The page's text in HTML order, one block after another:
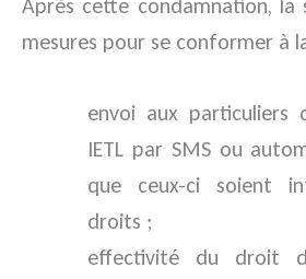
Après cette condamnation, la
mesures pour se conformer à
envoi aux particuliers
IETL par SMS ou
que ceux-ci soient
droits ;
effectivité du droit